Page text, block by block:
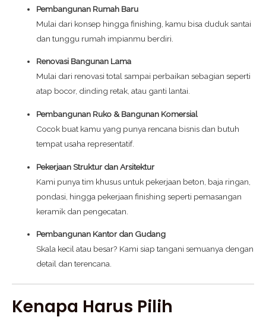
Pembangunan Rumah Baru
Mulai dari konsep hingga finishing, kamu bisa duduk santai
dan tunggu rumah impianmu berdiri.
Renovasi Bangunan Lama
Mulai dari renovasi total sampai perbaikan sebagian seperti
atap bocor, dinding retak, atau ganti lantai.
Pembangunan Ruko & Bangunan Komersial
Cocok buat kamu yang punya rencana bisnis dan butuh
tempat usaha representatif.
Pekerjaan Struktur dan Arsitektur
Kami punya tim khusus untuk pekerjaan beton, baja ringan,
pondasi, hingga pekerjaan finishing seperti pemasangan
keramik dan pengecatan.
Pembangunan Kantor dan Gudang
Skala kecil atau besar? Kami siap tangani semuanya dengan
detail dan terencana.
Kenapa Harus Pilih